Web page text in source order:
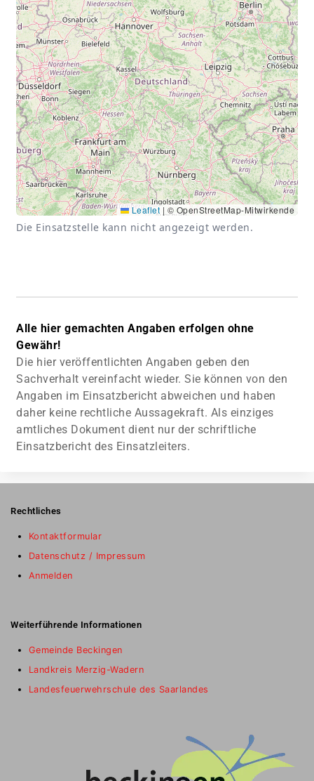
Leaflet | © OpenStreetMap-Mitwirkende
Die Einsatzstelle kann nicht angezeigt werden.
Alle hier gemachten Angaben erfolgen ohne
Gewähr!
Die hier veröffentlichten Angaben geben den
Sachverhalt vereinfacht wieder. Sie können von den
Angaben im Einsatzbericht abweichen und haben
daher keine rechtliche Aussagekraft. Als einziges
amtliches Dokument dient nur der schriftliche
Einsatzbericht des Einsatzleiters.
Rechtliches
Kontaktformular
Datenschutz / Impressum
Anmelden
Weiterführende Informationen
Gemeinde Beckingen
Landkreis Merzig-Wadern
Landesfeuerwehrschule des Saarlandes